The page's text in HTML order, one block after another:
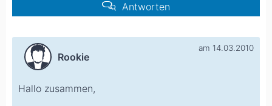
Antworten
Rookie
am 14.03.2010
Hallo zusammen,